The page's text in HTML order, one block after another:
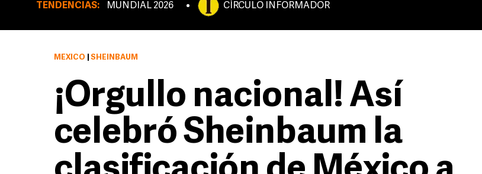
TENDENCIAS: MUNDIAL 2026 CÍRCULO INFORMADOR
MÉXICO SHEINBAUM
¡Orgullo nacional! Así
celebró Sheinbaum la